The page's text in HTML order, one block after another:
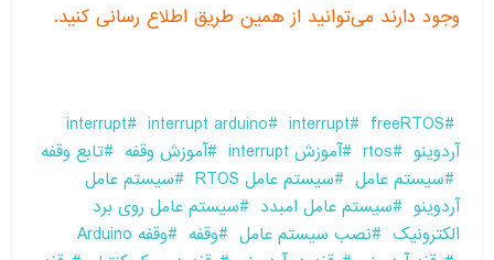
وجود دارند می‌توانید از همین طریق اطلاع رسانی کنید.
freeRTOS
interrupt
interrupt arduino
interrupt
آردوینو
rtos آموزش interrupt آموزش وقفه
تابع وقفه
سیستم عامل
سیستم عامل RTOS
سیستم عامل
آردوینو
سیستم عامل امبدد
سیستم عامل روی برد
الکترونیک
نصب سیستم عامل وقفه
وقفه Arduino